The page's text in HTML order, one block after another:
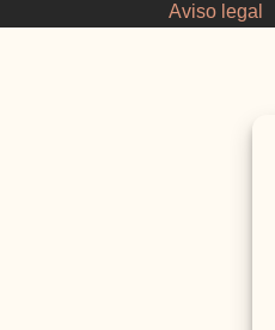
Aviso legal